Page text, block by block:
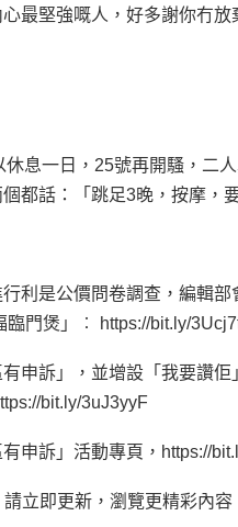
最堅強嘅人，好多謝你冇
息一日， 25號再開騷，二
都話：「跳足3晚，按摩，
利是公價問卷調查，編輯
臨門煲」︰ https://bit.ly/
申訴」，並增設「我要讚
bit.ly/3uJ3yyF
申訴」活動專頁， https://
立即更新，瀏覽更精彩內容